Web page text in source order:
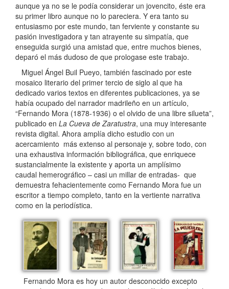
aunque ya no se le podía considerar un jovencito, éste era
su primer libro aunque no lo pareciera. Y era tanto su
entusiasmo por este mundo, tan ferviente y constante su
pasión investigadora y tan atrayente su simpatía, que
enseguida surgió una amistad que, entre muchos bienes,
deparó el más dudoso de que prologase este trabajo.
Miguel Ángel Buil Pueyo, también fascinado por este
mosaico literario del primer tercio de siglo al que ha
dedicado varios textos en diferentes publicaciones, ya se
había ocupado del narrador madrileño en un artículo,
“Fernando Mora (1878-1936) o el olvido de una libre silueta”,
publicado en La Cueva de Zaratustra, una muy interesante
revista digital. Ahora amplía dicho estudio con un
acercamiento más extenso al personaje y, sobre todo, con
una exhaustiva información bibliográfica, que enriquece
sustancialmente la existente y aporta un amplísimo
caudal hemerográfico – casi un millar de entradas- que
demuestra fehacientemente como Fernando Mora fue un
escritor a tiempo completo, tanto en la vertiente narrativa
como en la periodística.
Fernando Mora es hoy un autor desconocido excepto